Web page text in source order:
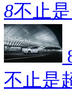
8不止
不止是